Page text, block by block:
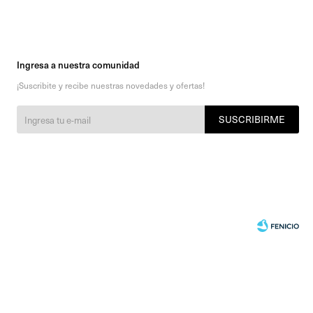
Ingresa a nuestra comunidad
¡Suscribite y recibe nuestras novedades y ofertas!
SUSCRIBIRME